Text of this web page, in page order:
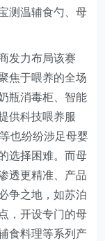
测温辅食勺、母
发力布局该赛
焦于喂养的全场
瓶消毒柜、智能
供科技喂养服
也纷纷涉足母婴
选择困难。而母
透更精准、产品
争之地，如苏泊
，开设专门的母
食料理等系列产